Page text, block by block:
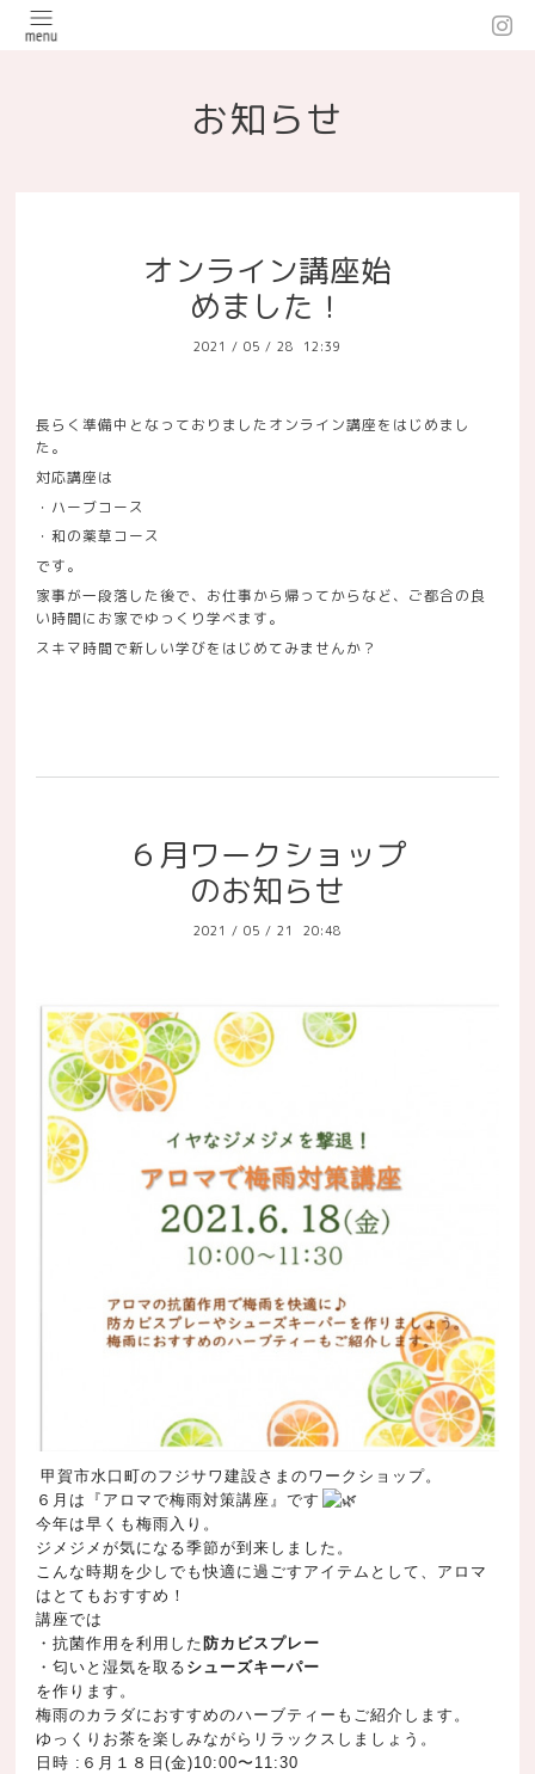
お知らせ
オンライン講座始
めました！
2021 / 05 / 28 12:39
長らく準備中となっておりましたオンライン講座をはじめまし
た。
対応講座は
・ハーブコース
・和の薬草コース
です。
家事が一段落した後で、お仕事から帰ってからなど、ご都合の良
い時間にお家でゆっくり学べます。
スキマ時間で新しい学びをはじめてみませんか？
６月ワークショップ
のお知らせ
2021 / 05 / 21 20:48
甲賀市水口町のフジサワ建設さまのワークショップ。
６月は『アロマで梅雨対策講座』です
今年は早くも梅雨入り。
ジメジメが気になる季節が到来しました。
こんな時期を少しでも快適に過ごすアイテムとして、アロマ
はとてもおすすめ！
講座では
・抗菌作用を利用した 防カビスプレー
・匂いと湿気を取る シューズキーパー
を作ります。
梅雨のカラダにおすすめのハーブティーもご紹介します。
ゆっくりお茶を楽しみながらリラックスしましょう。
日時 :６月１８日(金)10:00〜11:30